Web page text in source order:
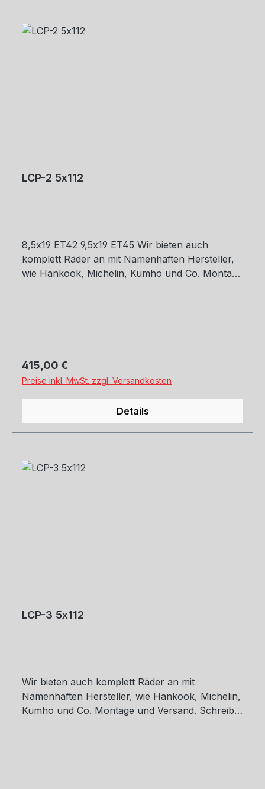
LCP-2 5x112
8,5x19 ET42 9,5x19 ET45 Wir bieten auch
komplett Räder an mit Namenhaften Hersteller,
wie Hankook, Michelin, Kumho und Co. Montage
Regulärer Preis:
415,00 €
Preise inkl. MwSt. zzgl. Versandkosten
Details
LCP-3 5x112
Wir bieten auch komplett Räder an mit
Namenhaften Hersteller, wie Hankook, Michelin,
Kumho und Co. Montage und Versand. Schreibt